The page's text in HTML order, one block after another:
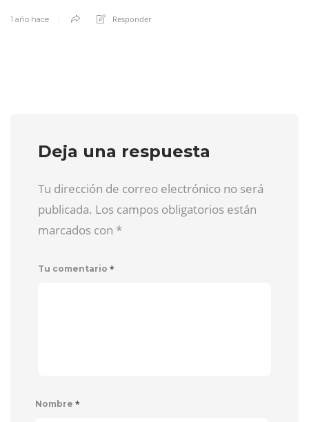
1 año hace Responder
Deja una respuesta
Tu dirección de correo electrónico no será
publicada. Los campos obligatorios están
marcados con *
Tu comentario *
Nombre *